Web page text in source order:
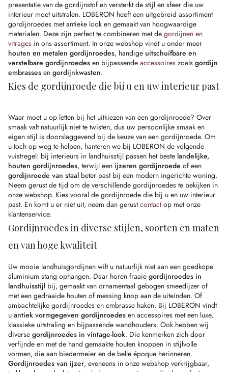
presentatie van de gordijnstof en versterkt de stijl en sfeer die uw
interieur moet uitstralen. LOBERON heeft een uitgebreid assortiment
gordijnroedes met antieke look en gemaakt van hoogwaardige
materialen. Deze zijn perfect te combineren met de gordijnen en
vitrages in ons assortiment. In onze webshop vindt u onder meer
houten en metalen gordijnroedes, handige uitschuifbare en
verstelbare gordijnroedes en bijpassende accessoires zoals gordijn
embrasses en gordijnkwasten.
Kies de gordijnroede die bij u en uw interieur past
Waar moet u op letten bij het uitkiezen van een gordijnroede? Over
smaak valt natuurlijk niet te twisten, dus uw persoonlijke smaak en
eigen stijl is doorslaggevend bij de keuze van een gordijnroede. Om
u toch op weg te helpen, hanteren we bij LOBERON de volgende
vuistregel: bij interieurs in landhuisstijl passen het beste landelijke,
houten gordijnroedes, terwijl een ijzeren gordijnroede of een
gordijnroede van staal beter past bij een modern ingerichte woning.
Neem gerust de tijd om de verschillende gordijnroedes te bekijken in
onze webshop. Kies vooral de gordijnroede die bij u en uw interieur
past. En komt u er niet uit, neem dan gerustcontactop met onze
klantenservice.
Gordijnroedes in diverse stijlen, soorten en maten
en van hoge kwaliteit
Uw mooie landhuisgordijnen wilt u natuurlijk niet aan een goedkope
aluminium stang ophangen. Daar horen fraaie gordijnroedes in
landhuisstijl bij, gemaakt van ornamentaal gebogen smeedijzer of
met een gedraaide houten of messing knop aan de uiteinden. Of
ambachtelijke gordijnroedes en embrasse haken. Bij LOBERON vindt
u antiek vormgegeven gordijnroedes en accessoires met een luxe,
klassieke uitstraling en bijpassende wandhouders. Ook hebben wij
diverse gordijnroedes in vintage-look. Die kenmerken zich door
verfijnde en met de hand gemaakte houten knoppen in stijlvolle
vormen, die aan biedermeier en de belle époque herinneren.
Gordijnroedes van ijzer, eveneens in onze webshop verkrijgbaar,